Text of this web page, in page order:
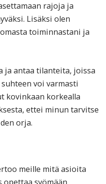
rajoja ja
Lisäksi olen
toiminnastani ja
ja antaa tilanteita, joissa
voi varmasti
kovinkaan korkealla
ettei minun tarvitse
orja.
meille mitä asioita